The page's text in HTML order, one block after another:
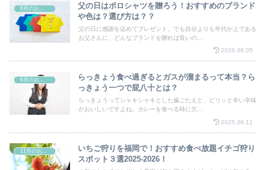
父の日はポロシャツを贈ろう！おすすめのブランド
や色は？選び方は？？
父の日に感謝を込めてプレゼント。でも自分よりも年代が上である
お父さんに、どんなブランドを贈れば良いの...
2026.06.05
6月のお祭り
らっきょう食べ過ぎるとガスが溜まるって本当？ら
っきょう一つで屁八十とは？
らっきょうってシャキシャキとした歯ごたえと、ピリッと辛い辛味
がおいしいですよね。カレーを食べる時に欠...
2025.06.11
11月のお祭り
いちご狩りを福岡で！おすすめ食べ放題イチゴ狩り
スポット３選2025-2026！